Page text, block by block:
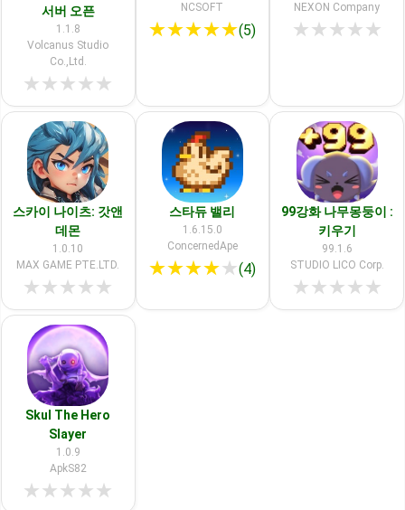
서버 오픈
1.1.8
Volcanus Studio
Co.,Ltd.
★★★★★
NCSOFT
★★★★★(5)
NEXON Company
★★★★★
스카이 나이츠: 갓앤
데몬
1.0.10
MAX GAME PTE.LTD.
★★★★★
스타듀 밸리
1.6.15.0
ConcernedApe
★★★★★(4)
99강화 나무몽둥이 :
키우기
99.1.6
STUDIO LICO Corp.
★★★★★
Skul The Hero
Slayer
1.0.9
ApkS82
★★★★★